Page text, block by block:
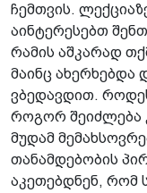
ჩემთვის.
აინტერესებთ
რამის აშკარად
მაინც ახერხებდა
ვბედავდით.
როგორ შეიძლება
მუდამ
თანამდებობის
აკეთებდნენ, რომ